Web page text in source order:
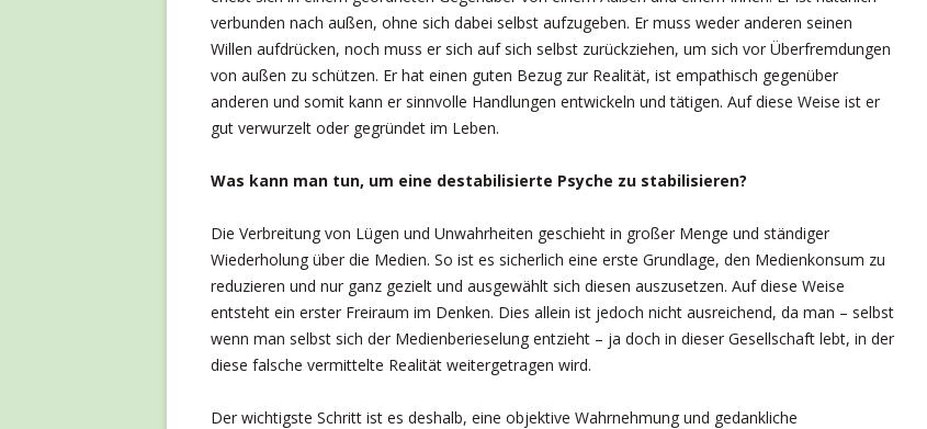
verbunden nach außen, ohne sich dabei selbst aufzugeben. Er muss weder anderen seinen
Willen aufdrücken, noch muss er sich auf sich selbst zurückziehen, um sich vor Überfremdungen
von außen zu schützen. Er hat einen guten Bezug zur Realität, ist empathisch gegenüber
anderen und somit kann er sinnvolle Handlungen entwickeln und tätigen. Auf diese Weise ist er
gut verwurzelt oder gegründet im Leben.
Was kann man tun, um eine destabilisierte Psyche zu stabilisieren?
Die Verbreitung von Lügen und Unwahrheiten geschieht in großer Menge und ständiger
Wiederholung über die Medien. So ist es sicherlich eine erste Grundlage, den Medienkonsum zu
reduzieren und nur ganz gezielt und ausgewählt sich diesen auszusetzen. Auf diese Weise
entsteht ein erster Freiraum im Denken. Dies allein ist jedoch nicht ausreichend, da man – selbst
wenn man selbst sich der Medienberieselung entzieht – ja doch in dieser Gesellschaft lebt, in der
diese falsche vermittelte Realität weitergetragen wird.
Der wichtigste Schritt ist es deshalb, eine objektive Wahrnehmung und gedankliche